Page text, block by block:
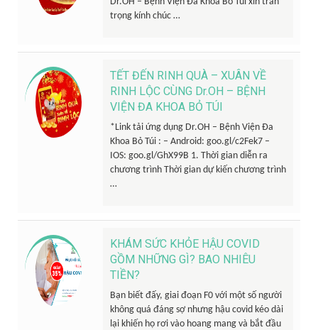
trọng kính chúc …
TẾT ĐẾN RINH QUÀ – XUÂN VỀ
RINH LỘC CÙNG Dr.OH – BỆNH
VIỆN ĐA KHOA BỎ TÚI
*Link tải ứng dụng Dr.OH – Bệnh Viện Đa
Khoa Bỏ Túi : – Android: goo.gl/c2Fek7 –
IOS: goo.gl/GhX99B 1. Thời gian diễn ra
chương trình Thời gian dự kiến chương trình
…
KHÁM SỨC KHỎE HẬU COVID
GỒM NHỮNG GÌ? BAO NHIÊU
TIỀN?
Bạn biết đấy, giai đoạn F0 với một số người
không quá đáng sợ nhưng hậu covid kéo dài
lại khiến họ rơi vào hoang mang và bắt đầu